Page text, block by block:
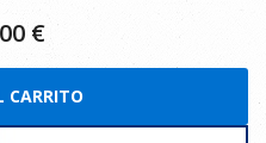
€
CARRITO